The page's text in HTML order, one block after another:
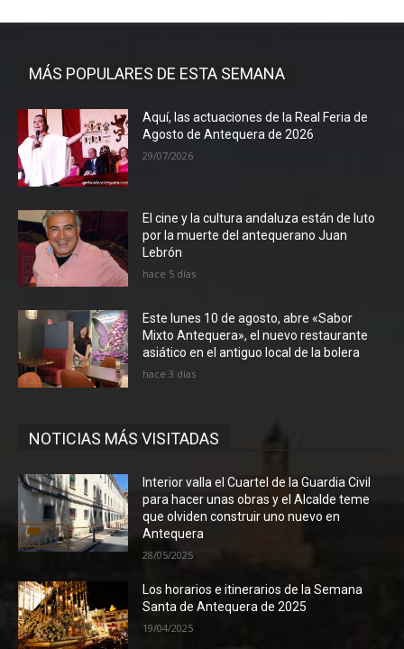
MÁS POPULARES DE ESTA SEMANA
Aquí, las actuaciones de la Real Feria de
Agosto de Antequera de 2026
29/07/2026
El cine y la cultura andaluza están de luto
por la muerte del antequerano Juan
Lebrón
hace 5 días
Este lunes 10 de agosto, abre «Sabor
Mixto Antequera», el nuevo restaurante
asiático en el antiguo local de la bolera
hace 3 días
NOTICIAS MÁS VISITADAS
Interior valla el Cuartel de la Guardia Civil
para hacer unas obras y el Alcalde teme
que olviden construir uno nuevo en
Antequera
28/05/2025
Los horarios e itinerarios de la Semana
Santa de Antequera de 2025
19/04/2025